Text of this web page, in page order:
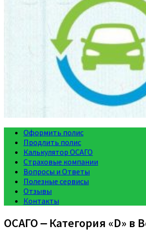
Оформить полис
Продлить полис
Калькулятор ОСАГО
Страховые компании
Вопросы и Ответы
Полезные сервисы
Отзывы
Контакты
ОСАГО ‒ Категория «D» в